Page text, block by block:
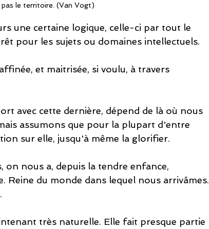
le territoire. (Van Vogt)
une certaine logique, celle-ci par tout le
pour les sujets ou domaines intellectuels.
et maitrisée, si voulu, à travers
avec cette dernière, dépend de là où nous
assumons que pour la plupart d'entre
sur elle, jusqu'à même la glorifier.
on nous a, depuis la tendre enfance,
Reine du monde dans lequel nous arrivâmes.
très naturelle. Elle fait presque partie